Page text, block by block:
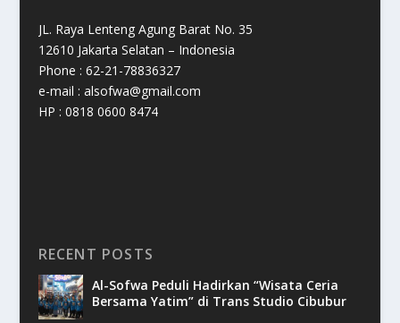
JL. Raya Lenteng Agung Barat No. 35
12610 Jakarta Selatan – Indonesia
Phone : 62-21-78836327
e-mail : alsofwa@gmail.com
HP : 0818 0600 8474
RECENT POSTS
Al-Sofwa Peduli Hadirkan “Wisata Ceria
Bersama Yatim” di Trans Studio Cibubur